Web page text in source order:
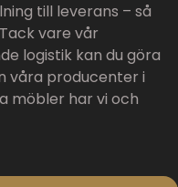
till leverans – så
vare vår
logistik kan du göra
våra producenter i
möbler har vi och